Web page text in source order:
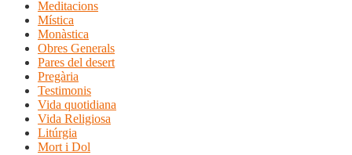
Meditacions
Mística
Monàstica
Obres Generals
Pares del desert
Pregària
Testimonis
Vida quotidiana
Vida Religiosa
Litúrgia
Mort i Dol